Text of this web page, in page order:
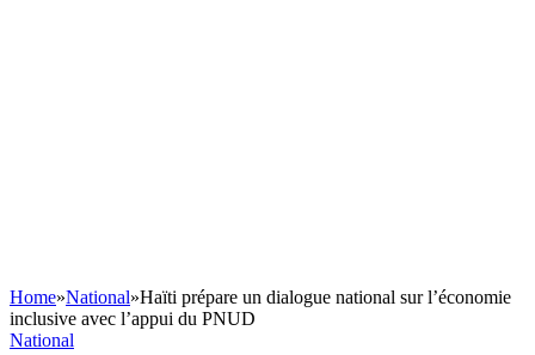
Home»National»Haïti prépare un dialogue national sur l’économie
inclusive avec l’appui du PNUD
National